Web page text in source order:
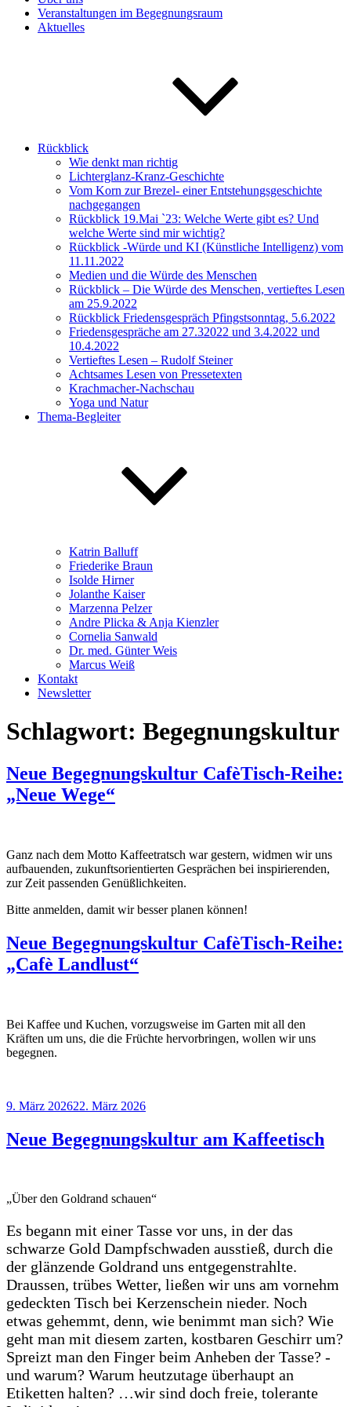
Veranstaltungen im Begegnungsraum
Aktuelles
Rückblick
Wie denkt man richtig
Lichterglanz-Kranz-Geschichte
Vom Korn zur Brezel- einer Entstehungsgeschichte
nachgegangen
Rückblick 19.Mai `23: Welche Werte gibt es? Und
welche Werte sind mir wichtig?
Rückblick -Würde und KI (Künstliche Intelligenz) vom
11.11.2022
Medien und die Würde des Menschen
Rückblick – Die Würde des Menschen, vertieftes Lesen
am 25.9.2022
Rückblick Friedensgespräch Pfingstsonntag, 5.6.2022
Friedensgespräche am 27.32022 und 3.4.2022 und
10.4.2022
Vertieftes Lesen – Rudolf Steiner
Achtsames Lesen von Pressetexten
Krachmacher-Nachschau
Yoga und Natur
Thema-Begleiter
Katrin Balluff
Friederike Braun
Isolde Hirner
Jolanthe Kaiser
Marzenna Pelzer
Andre Plicka & Anja Kienzler
Cornelia Sanwald
Dr. med. Günter Weis
Marcus Weiß
Kontakt
Newsletter
Schlagwort: Begegnungskultur
Neue Begegnungskultur CafèTisch-Reihe:
„Neue Wege“
Ganz nach dem Motto Kaffeetratsch war gestern, widmen wir uns
aufbauenden, zukunftsorientierten Gesprächen bei inspirierenden,
zur Zeit passenden Genüßlichkeiten.
Bitte anmelden, damit wir besser planen können!
Neue Begegnungskultur CafèTisch-Reihe:
„Cafè Landlust“
Bei Kaffee und Kuchen, vorzugsweise im Garten mit all den
Kräften um uns, die die Früchte hervorbringen, wollen wir uns
begegnen.
Veröffentlicht
9. März 202622. März 2026
Neue Begegnungskultur am Kaffeetisch
„Über den Goldrand schauen“
Es begann mit einer Tasse vor uns, in der das
schwarze Gold Dampfschwaden ausstieß, durch die
der glänzende Goldrand uns entgegenstrahlte.
Draussen, trübes Wetter, ließen wir uns am vornehm
gedeckten Tisch bei Kerzenschein nieder. Noch
etwas gehemmt, denn, wie benimmt man sich? Wie
geht man mit diesem zarten, kostbaren Geschirr um?
Spreizt man den Finger beim Anheben der Tasse? -
und warum? Warum heutzutage überhaupt an
Etiketten halten? …wir sind doch freie, tolerante